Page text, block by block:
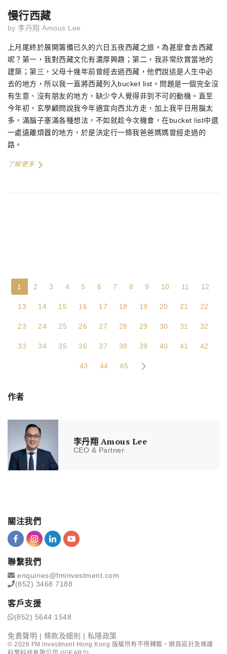
慢行西藏
by 李丹翔 Amous Lee
上月尾終於展開籌備已久的六日五夜西藏之旅。為甚麼會去西藏
呢？第一，我對西藏文化有濃厚興趣；第二，我非常欣賞當地的
建築；第三，父母十幾年前曾經去過西藏，他們說這是人生中必
去的地方，所以我一直將西藏列入bucket list。問題是一個完全沒
有生意、沒有朋友的地方，缺少令人覺得非到不可的動機。直至
今年初，玄學顧問說我今年適宜向西北方走，加上我平日用腦太
多，滿腦子塞滿各種想法，不如就趁今次機會，在bucket list中選
一處遠離煩囂的地方，於是決定行一條我爸爸媽媽曾經走過的
路。
了解更多
1 2 3 4 5 6 7 8 9 10 11 12
13 14 15 16 17 18 19 20 21 22
23 24 25 26 27 28 29 30 31 32
33 34 35 36 37 38 39 40 41 42
43 44 45
作者
李丹翔 Amous Lee
CEO & Partner
關注我們
聯繫我們
enquiries@fminvestment.com
(852) 3468 7188
客戶支援
(852) 5644 1548
免責聲明 | 條款及細則 | 私隱政策
© 2026 FM Investment Hong Kong 版權所有不得轉載。網頁設計及維護